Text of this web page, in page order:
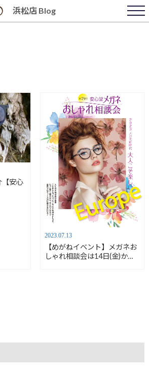
浜松店 Blog
【安心
2023.07.13
【めがねイベント】メガネお
しゃれ相談会は14日(金)か